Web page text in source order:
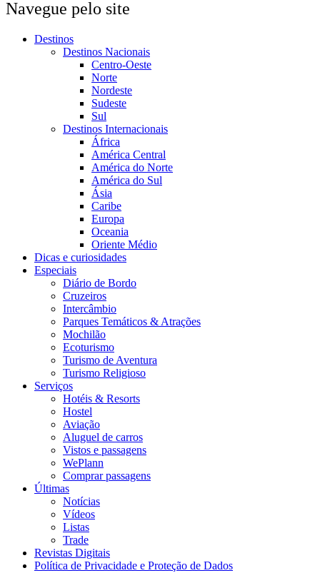
Navegue pelo site
Destinos
Destinos Nacionais
Centro-Oeste
Norte
Nordeste
Sudeste
Sul
Destinos Internacionais
África
América Central
América do Norte
América do Sul
Ásia
Caribe
Europa
Oceania
Oriente Médio
Dicas e curiosidades
Especiais
Diário de Bordo
Cruzeiros
Intercâmbio
Parques Temáticos & Atrações
Mochilão
Ecoturismo
Turismo de Aventura
Turismo Religioso
Serviços
Hotéis & Resorts
Hostel
Aviação
Aluguel de carros
Vistos e passagens
WePlann
Comprar passagens
Últimas
Notícias
Vídeos
Listas
Trade
Revistas Digitais
Política de Privacidade e Proteção de Dados